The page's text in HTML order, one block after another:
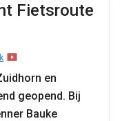
Fietsroute
en
geopend. Bij
Bauke